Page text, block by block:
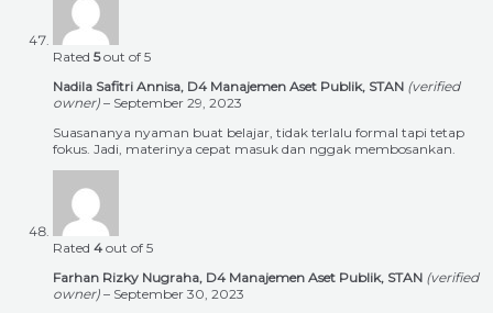
Rated 5out of 5
Nadila Safitri Annisa, D4 Manajemen Aset Publik, STAN (verified
owner) – September 29, 2023
Suasananya nyaman buat belajar, tidak terlalu formal tapi tetap
fokus. Jadi, materinya cepat masuk dan nggak membosankan.
Rated 4 out of 5
Farhan Rizky Nugraha, D4 Manajemen Aset Publik, STAN (verified
owner) – September 30, 2023